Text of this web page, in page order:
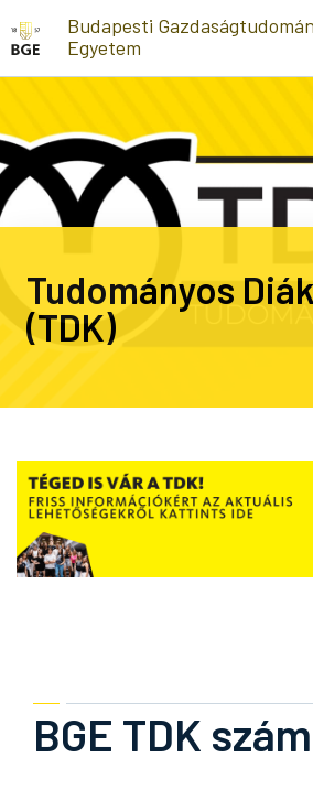
Ugrás a tartalomra
Budapesti
Egyetem
Tudományos
(TDK)
BGE TDK